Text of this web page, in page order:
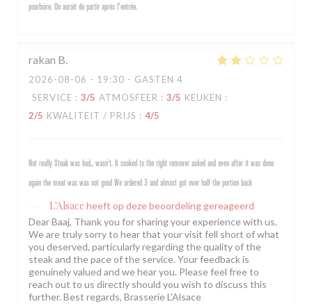
pourboire. On aurait du partir après l'entrée.
rakan B
2026-08-06 - 19:30 - GASTEN 4
SERVICE : 3/5 ATMOSFEER : 3/5 KEUKEN :
2/5 KWALITEIT / PRIJS : 4/5
Not really Steak was bad,, wasn’t. It cooked to the right remover asked and even after it was done
again the meat was was not good We ordered 3 and almost got over half the portion back
L'Alsace heeft op deze beoordeling gereageerd
Dear Baaj, Thank you for sharing your experience with us.
We are truly sorry to hear that your visit fell short of what
you deserved, particularly regarding the quality of the
steak and the pace of the service. Your feedback is
genuinely valued and we hear you. Please feel free to
reach out to us directly should you wish to discuss this
further. Best regards, Brasserie L'Alsace